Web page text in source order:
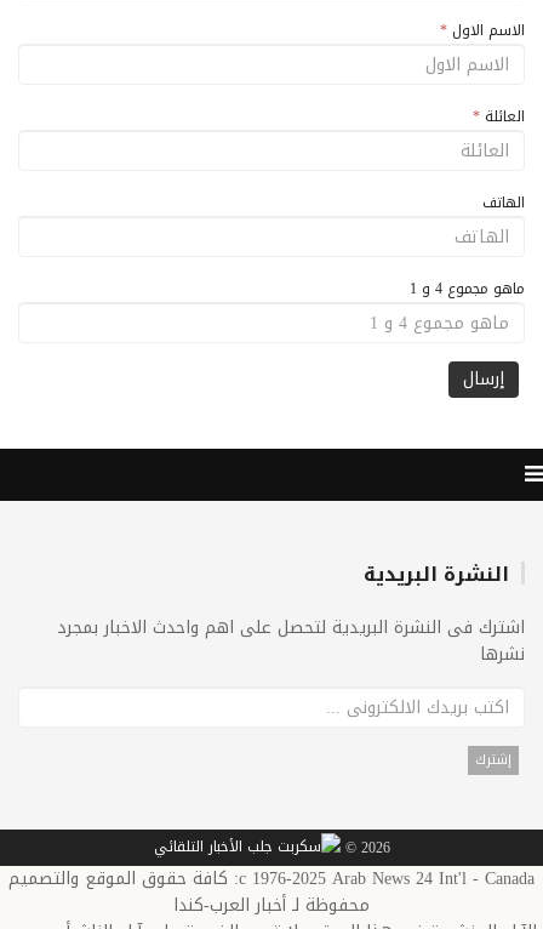
الاسم الاول *
العائلة *
الهاتف
ماهو مجموع 4 و 1
النشرة البريدية
اشترك فى النشرة البريدية لتحصل على اهم واحدث الاخبار بمجرد
نشرها
2026 ©
c 1976-2025 Arab News 24 Int'l - Canada: كافة حقوق الموقع والتصميم
محفوظة لـ أخبار العرب-كندا